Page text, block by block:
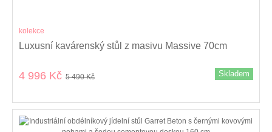
kolekce
Luxusní kavárenský stůl z masivu Massive 70cm
4 996 Kč 5 490 Kč Skladem